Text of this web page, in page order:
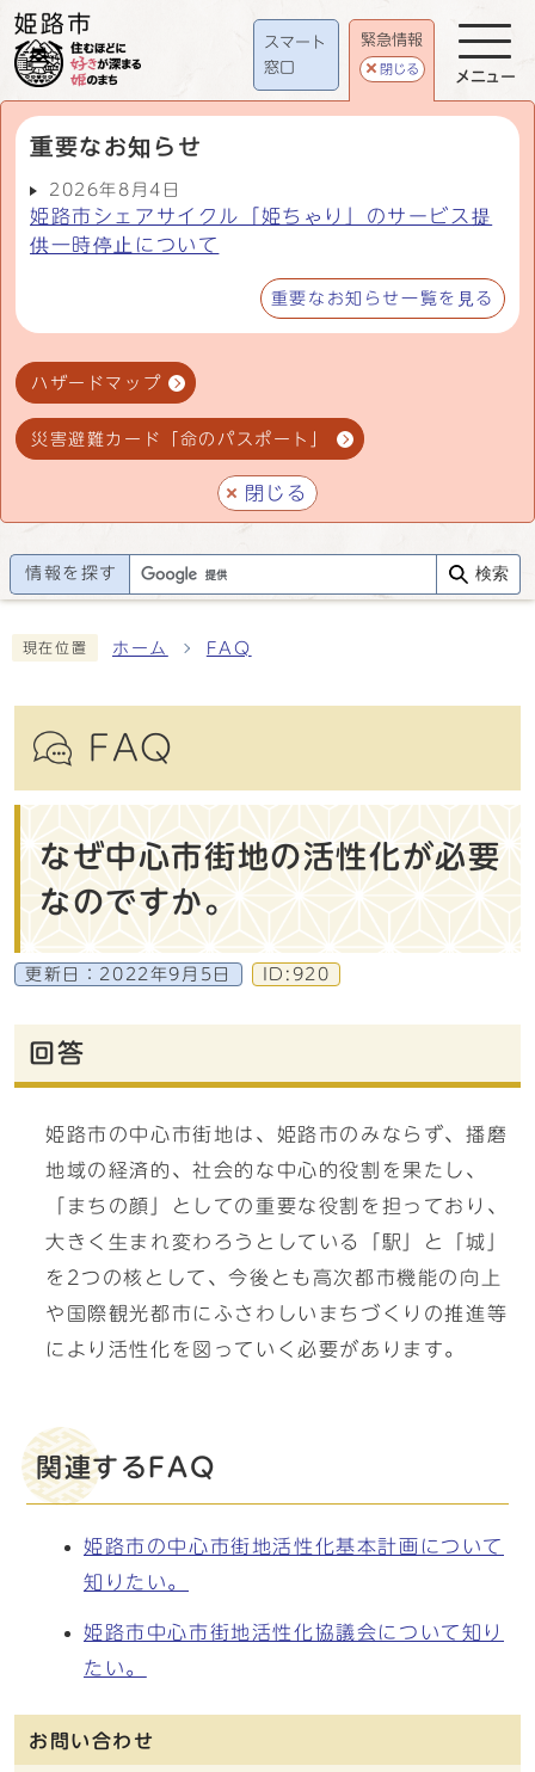
スマート
窓口
緊急情報
閉じる
重要なお知らせ
2026年8月4日
姫路市シェアサイクル「姫ちゃり」のサービス提
供一時停止について
重要なお知らせ一覧を見る
ハザードマップ
災害避難カード「命のパスポート」
閉じる
メニュー
情報を探す 検索
現在位置 ホーム FAQ
FAQ
なぜ中心市街地の活性化が必要
なのですか。
更新日： 2022年9月5日 ID:920
回答
姫路市の中心市街地は、姫路市のみならず、播磨
地域の経済的、社会的な中心的役割を果たし、
「まちの顔」としての重要な役割を担っており、
大きく生まれ変わろうとしている「駅」と「城」
を2つの核として、今後とも高次都市機能の向上
や国際観光都市にふさわしいまちづくりの推進等
により活性化を図っていく必要があります。
関連するFAQ
姫路市の中心市街地活性化基本計画について
知りたい。
姫路市中心市街地活性化協議会について知り
たい。
お問い合わせ